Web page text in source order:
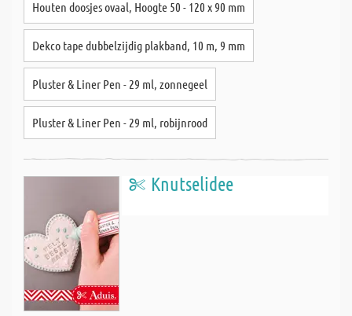
Houten doosjes ovaal, Hoogte 50 - 120 x 90 mm
Dekco tape dubbelzijdig plakband, 10 m, 9 mm
Pluster & Liner Pen - 29 ml, zonnegeel
Pluster & Liner Pen - 29 ml, robijnrood
Knutselidee